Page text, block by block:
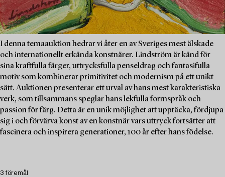
I denna temaauktion hedrar vi åter en av Sveriges mest älskade
och internationellt erkända konstnärer. Lindström är känd för
sina kraftfulla färger, uttrycksfulla penseldrag och fantasifulla
motiv som kombinerar primitivitet och modernism på ett unikt
sätt. Auktionen presenterar ett urval av hans mest karakteristiska
verk, som tillsammans speglar hans lekfulla formspråk och
passion för färg. Detta är en unik möjlighet att upptäcka, fördjupa
sig i och förvärva konst av en konstnär vars uttryck fortsätter att
fascinera och inspirera generationer, 100 år efter hans födelse.
3 föremål